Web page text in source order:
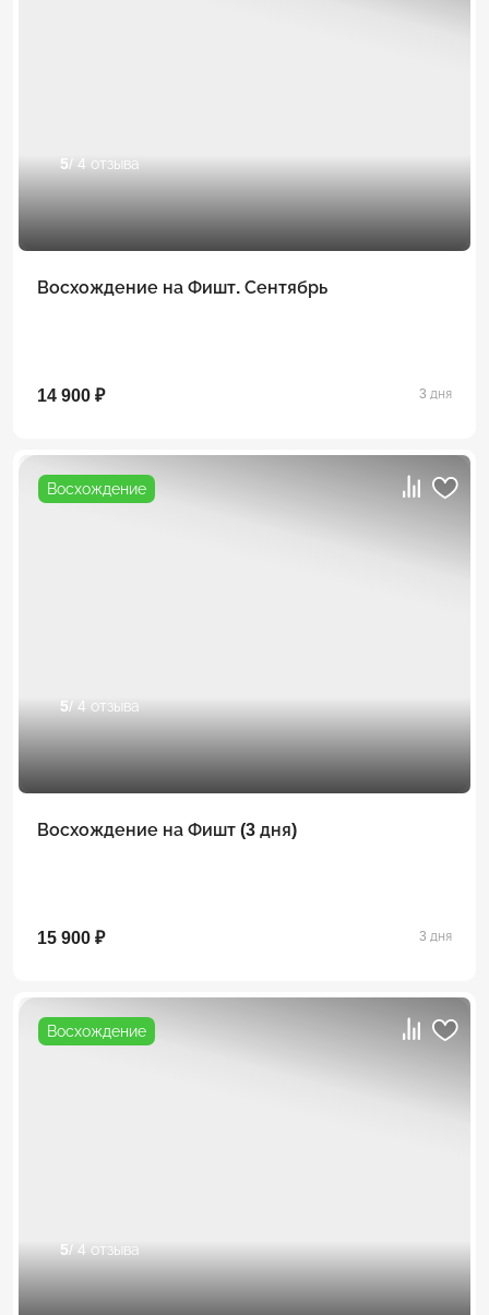
5/ 4 отзыва
Восхождение на Фишт. Сентябрь
14 900 ₽ 3 дня
Восхождение
5/ 4 отзыва
Восхождение на Фишт (3 дня)
15 900 ₽ 3 дня
Восхождение
5/ 4 отзыва